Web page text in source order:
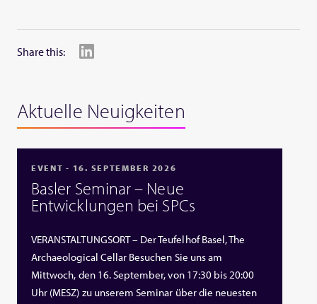
Share this:
Aktuelle Neuigkeiten
EVENT - 16. SEPTEMBER 2026
Basler Seminar – Neue
Entwicklungen bei SPCs
VERANSTALTUNGSORT – Der Teufelhof Basel, The
Archaeological Cellar Besuchen Sie uns am
Mittwoch, den 16. September, von 17:30 bis 20:00
Uhr (MESZ) zu unserem Seminar über die neuesten